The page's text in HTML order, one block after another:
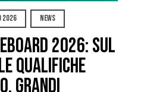
2026 NEWS
2026: sul
qualifiche
grandi